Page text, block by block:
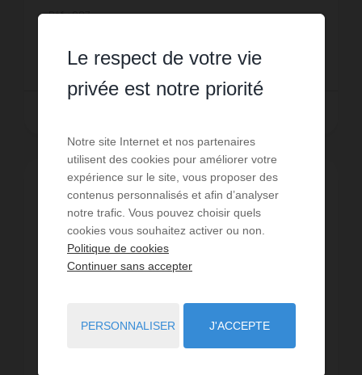
Réf. : 987
580 € PAR MOIS HC
EXCLUSIVITÉ
Le respect de votre vie
privée est notre priorité
Notre site Internet et nos partenaires
utilisent des cookies pour améliorer votre
expérience sur le site, vous proposer des
contenus personnalisés et afin d’analyser
notre trafic. Vous pouvez choisir quels
cookies vous souhaitez activer ou non.
Politique de cookies
Continuer sans accepter
PERSONNALISER J'ACCEPTE